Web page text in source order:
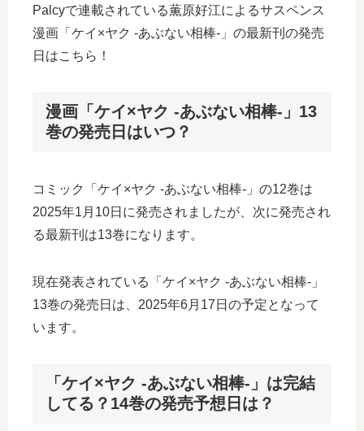
Palcyで連載されている薫原好江によるサスペンス
漫画「ケイ×ヤク -あぶない相棒-」の最新刊の発売
日はこちら！
漫画「ケイ×ヤク -あぶない相棒-」13
巻の発売日はいつ？
コミック「ケイ×ヤク -あぶない相棒-」の12巻は
2025年1月10日に発売されましたが、次に発売され
る最新刊は13巻になります。
現在発表されている「ケイ×ヤク -あぶない相棒-」
13巻の発売日は、2025年6月17日の予定となって
います。
「ケイ×ヤク -あぶない相棒-」は完結
してる？14巻の発売予想日は？